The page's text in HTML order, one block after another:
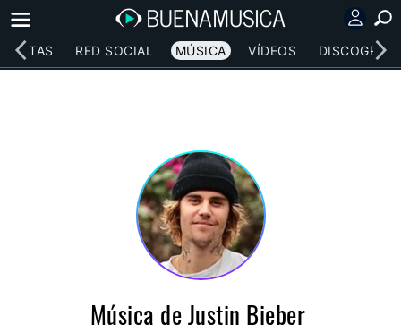
RED SOCIAL MÚSICA VÍDEOS
Música de Justin Bieber